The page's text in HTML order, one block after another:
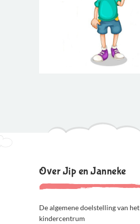
Over Jip en Janneke
De algemene doelstelling van het
kindercentrum